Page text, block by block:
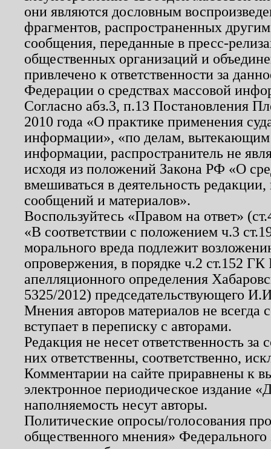
они являются дословным
фрагментов, распространенных
сообщения, переданные в пресс-
общественных организаций и
привлечено к ответственности за
Федерации о средствах массовой
Согласно абз.3, п.13 Постановления
2010 года «О практике применения
информации», «по делам, вытекающим
информации, распространитель не
исходя из положений Закона РФ «О
вмешиваться в деятельность
сообщений и материалов».
Воспользуйтесь «Правом на ответ»
«В соответствии с положением ч.3
морального вреда подлежит
опровержения, в порядке ч.2 ст.152
апелляционного определения
5325/2012) председательствующего
Мнения авторов материалов не
вступает в переписку с авторами.
Редакция не несет ответственность
них ответственны, соответственно,
Комментарии на сайте приравнены к
электронное периодическое издание
наполняемость несут авторы.
Политические опросы/голосования
общественного мнения»